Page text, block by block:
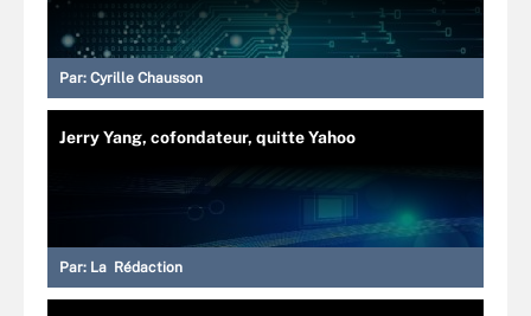
Par: Cyrille Chausson
Jerry Yang, cofondateur, quitte Yahoo
Par: La Rédaction